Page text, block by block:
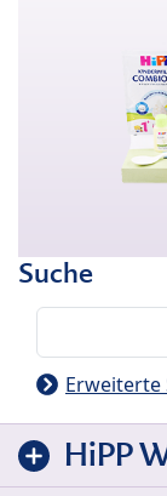
Suche
Erweiterte
HiPP